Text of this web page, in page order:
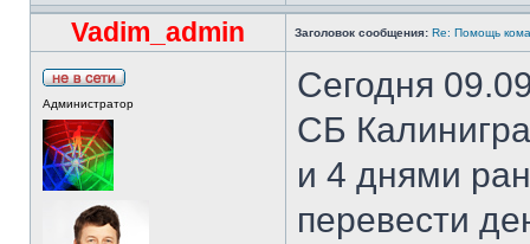
Vadim_admin
Заголовок сообщения: Re: Помощь
Администратор
Сегодня
СБ
и 4 днями
перевести